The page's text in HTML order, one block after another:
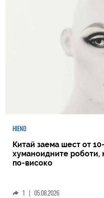
HIEND
Китай заема шест от
хуманоидните
по-високо
1 | 05.08.2026